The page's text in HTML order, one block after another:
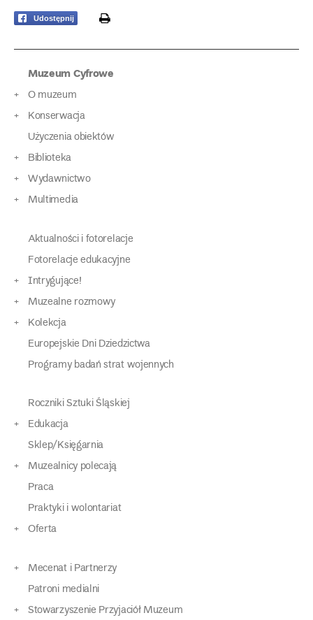
Udostępnij print
Muzeum Cyfrowe
O muzeum
Konserwacja
Użyczenia obiektów
Biblioteka
Wydawnictwo
Multimedia
Aktualności i fotorelacje
Fotorelacje edukacyjne
Intrygujące!
Muzealne rozmowy
Kolekcja
Europejskie Dni Dziedzictwa
Programy badań strat wojennych
Roczniki Sztuki Śląskiej
Edukacja
Sklep/Księgarnia
Muzealnicy polecają
Praca
Praktyki i wolontariat
Oferta
Mecenat i Partnerzy
Patroni medialni
Stowarzyszenie Przyjaciół Muzeum